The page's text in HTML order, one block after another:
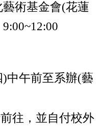
術基金會(花蓮
9:00~12:00
中午前至系辦(藝
往，並自付校外